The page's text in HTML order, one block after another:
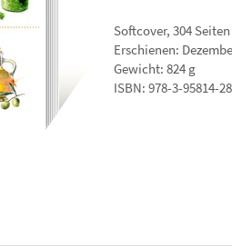
Softcover, 304 Seiten
Erschienen:
Gewicht: 824 g
ISBN: 978-3-95814-